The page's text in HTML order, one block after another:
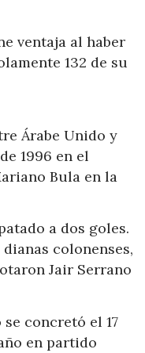
ventaja al haber
132 de su
Árabe Unido y
1996 en el
Bula en la
a dos goles.
colonenses,
Jair Serrano
concretó el 17
en partido